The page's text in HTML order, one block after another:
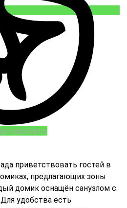
приветствовать гостей в
предлагающих зоны
домик оснащён санузлом с
удобства есть